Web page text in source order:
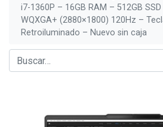
i7‑1360P – 16GB RAM – 512GB
WQXGA+ (2880×1800) 120Hz –
Retroiluminado – Nuevo sin caja